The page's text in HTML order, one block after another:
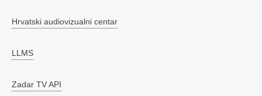
Hrvatski audiovizualni centar
LLMS
Zadar TV API